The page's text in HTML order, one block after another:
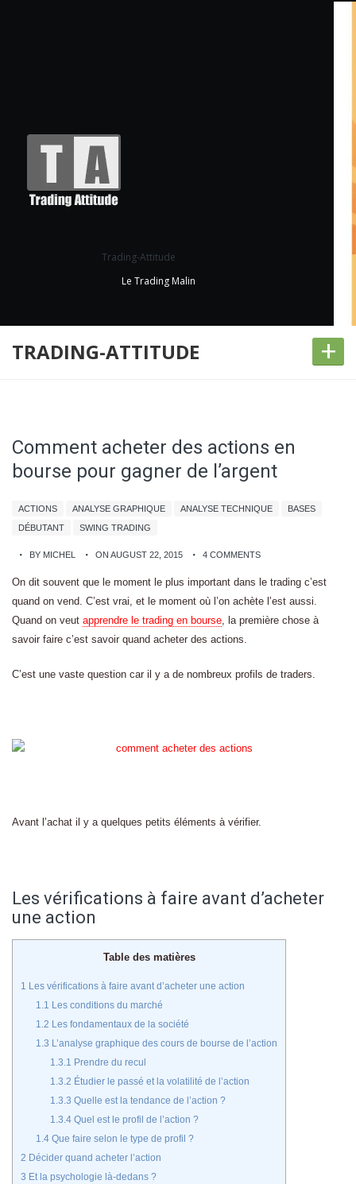
Trading-Attitude
Le Trading Malin
TRADING-ATTITUDE +
Comment acheter des actions en
bourse pour gagner de l’argent
ACTIONS ANALYSE GRAPHIQUE ANALYSE TECHNIQUE
BASES
DÉBUTANT
SWING TRADING
BY MICHEL ON AUGUST 22, 2015 4 COMMENTS
On dit souvent que le moment le plus important dans le trading c’est
quand on vend. C’est vrai, et le moment où l’on achète l’est aussi.
Quand on veut apprendre le trading en bourse, la première chose à
savoir faire c’est savoir quand acheter des actions.
C’est une vaste question car il y a de nombreux profils de traders.
Avant l’achat il y a quelques petits éléments à vérifier.
Les vérifications à faire avant d’acheter
une action
Table des matières
1 Les vérifications à faire avant d’acheter une action
1.1 Les conditions du marché
1.2 Les fondamentaux de la société
1.3 L’analyse graphique des cours de bourse de l’action
1.3.1 Prendre du recul
1.3.2 Étudier le passé et la volatilité de l’action
1.3.3 Quelle est la tendance de l’action ?
1.3.4 Quel est le profil de l’action ?
1.4Que faire selon le type de profil ?
2 Décider quand acheter l’action
3 Et la psychologie là-dedans ?